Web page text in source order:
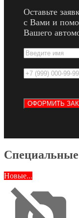
Оставьте
с Вами и
Вашего
Новые...